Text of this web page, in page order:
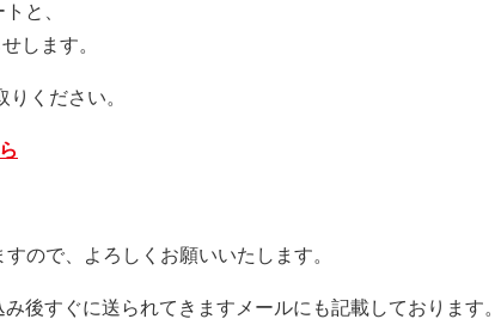
と、
します。
ください。
ので、よろしくお願いいたします。
後すぐに送られてきますメールにも記載しております。